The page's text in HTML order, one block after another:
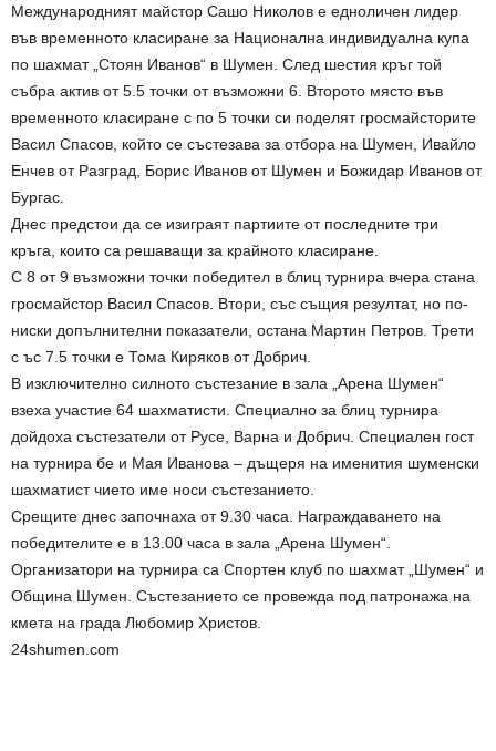
Международният майстор Сашо Николов е едноличен лидер
във временното класиране за Национална индивидуална купа
по шахмат „Стоян Иванов“ в Шумен. След шестия кръг той
събра актив от 5.5 точки от възможни 6. Второто място във
временното класиране с по 5 точки си поделят гросмайсторите
Васил Спасов, който се състезава за отбора на Шумен, Ивайло
Енчев от Разград, Борис Иванов от Шумен и Божидар Иванов от
Бургас.
Днес предстои да се изиграят партиите от последните три
кръга, които са решаващи за крайното класиране.
С 8 от 9 възможни точки победител в блиц турнира вчера стана
гросмайстор Васил Спасов. Втори, със същия резултат, но по-
ниски допълнителни показатели, остана Мартин Петров. Трети
с ъс 7.5 точки е Тома Киряков от Добрич.
В изключително силното състезание в зала „Арена Шумен“
взеха участие 64 шахматисти. Специално за блиц турнира
дойдоха състезатели от Русе, Варна и Добрич. Специален гост
на турнира бе и Мая Иванова – дъщеря на именития шуменски
шахматист чието име носи състезанието.
Срещите днес започнаха от 9.30 часа. Награждаването на
победителите е в 13.00 часа в зала „Арена Шумен“.
Организатори на турнира са Спортен клуб по шахмат „Шумен“ и
Община Шумен. Състезанието се провежда под патронажа на
кмета на града Любомир Христов.
24shumen.com